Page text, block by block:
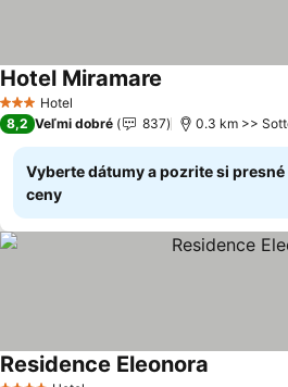
3 Počet hviezdičiek
Hotel
Hotel Miramare
8,2 Veľmi dobré 837 0.3 km >>
Vyberte dátumy a pozrite si presné
ceny
Residence Eleonora